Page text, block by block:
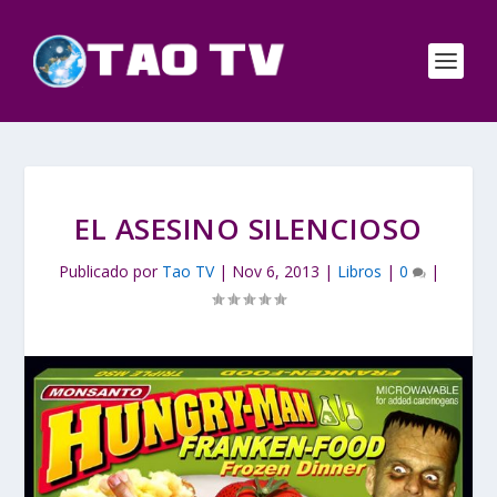
EL ASESINO SILENCIOSO
Publicado por Tao TV| Nov 6, 2013 | Libros | 0 |